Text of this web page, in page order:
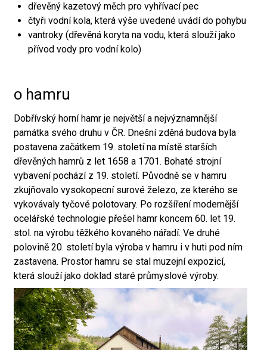
dřevěný kazetový měch pro vyhřívací pec
čtyři vodní kola, která výše uvedené uvádí do pohybu
vantroky (dřevěná koryta na vodu, která slouží jako
přívod vody pro vodní kolo)
o hamru
Dobřívský horní hamr je největší a nejvýznamnější
památka svého druhu v ČR. Dnešní zděná budova byla
postavena začátkem 19. století na místě starších
dřevěných hamrů z let 1658 a 1701. Bohaté strojní
vybavení pochází z 19. století. Původně se v hamru
zkujňovalo vysokopecní surové železo, ze kterého se
vykovávaly tyčové polotovary. Po rozšíření modernější
ocelářské technologie přešel hamr koncem 60. let 19.
stol. na výrobu těžkého kovaného nářadí. Ve druhé
polovině 20. století byla výroba v hamru i v huti pod ním
zastavena. Prostor hamru se stal muzejní expozicí,
která slouží jako doklad staré průmyslové výroby.